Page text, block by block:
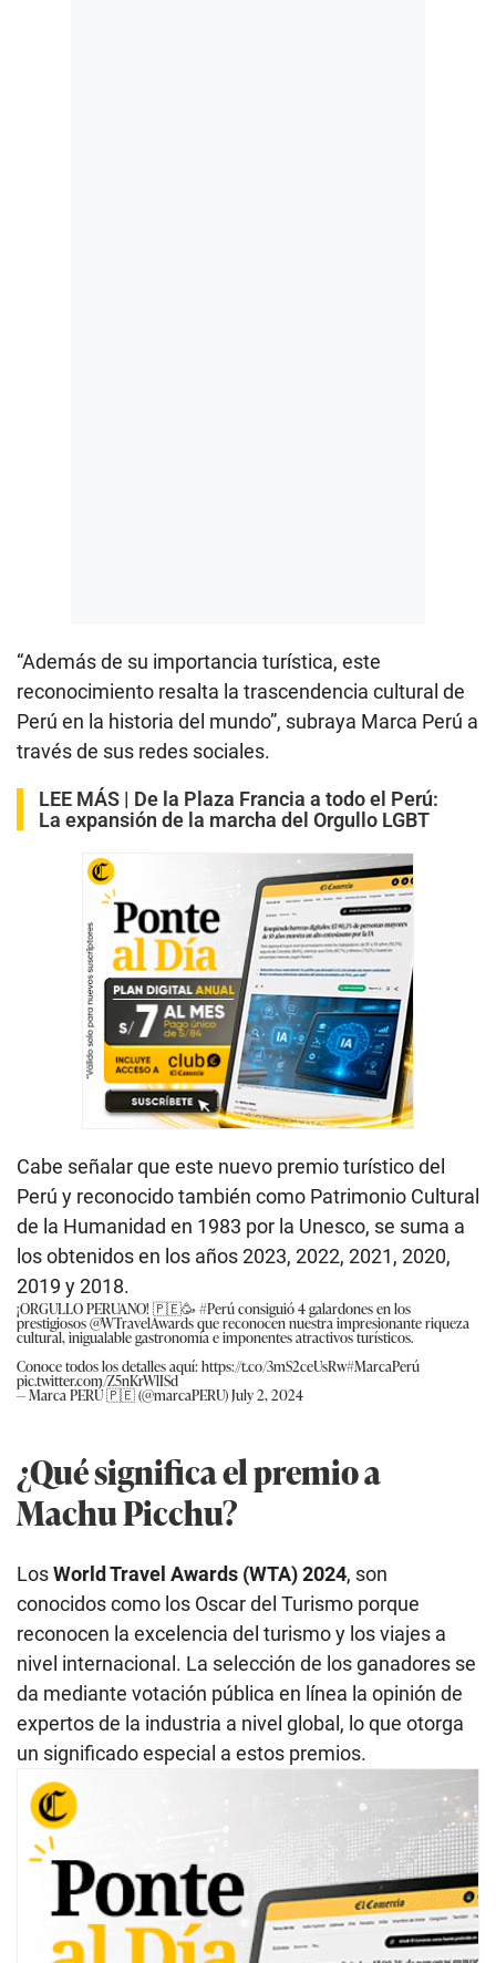
“Además de su importancia turística, este
reconocimiento resalta la trascendencia cultural de
Perú en la historia del mundo”, subraya Marca Perú a
través de sus redes sociales.
LEE MÁS | De la Plaza Francia a todo el Perú:
La expansión de la marcha del Orgullo LGBT
Cabe señalar que este nuevo premio turístico del
Perú y reconocido también como Patrimonio Cultural
de la Humanidad en 1983 por la Unesco, se suma a
los obtenidos en los años 2023, 2022, 2021, 2020,
2019 y 2018.
¡ORGULLO PERUANO! 🇵🇪🥳#Perúconsiguió 4 galardones en los
prestigiosos@WTravelAwardsque reconocen nuestra impresionante riqueza
cultural, inigualable gastronomía e imponentes atractivos turísticos.
Conoce todos los detalles aquí:https://t.co/3mS2ceUsRw#MarcaPerú
pic.twitter.com/Z5nKrWlISd
— Marca PERÚ 🇵🇪 (@marcaPERU)July 2, 2024
¿Qué significa el premio a
Machu Picchu?
LosWorld Travel Awards (WTA) 2024, son
conocidos como los Oscar del Turismo porque
reconocen la excelencia del turismo y los viajes a
nivel internacional. La selección de los ganadores se
da mediante votación pública en línea la opinión de
expertos de la industria a nivel global, lo que otorga
un significado especial a estos premios.